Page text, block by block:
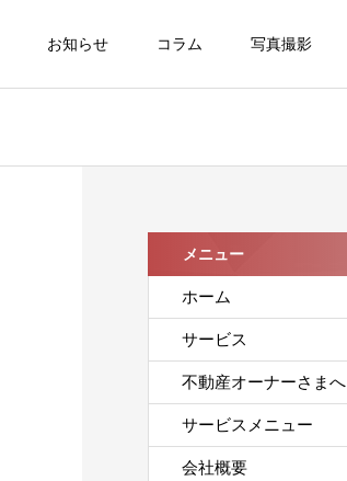
お知らせ コラム 写真撮影
メニュー
ホーム
サービス
不動産オーナーさまへ
サービスメニュー
会社概要